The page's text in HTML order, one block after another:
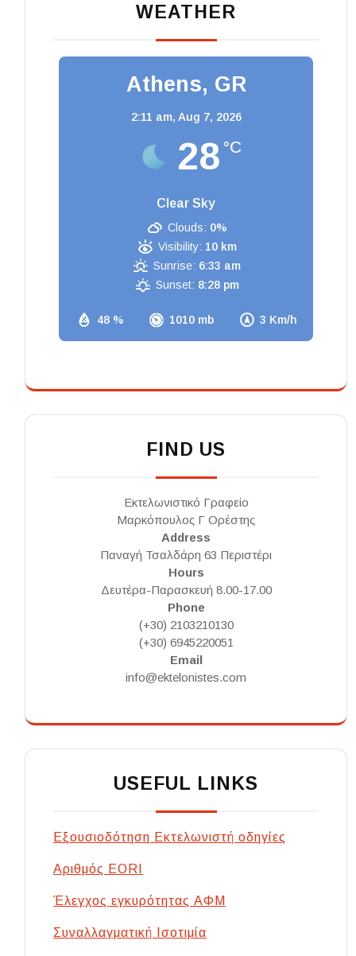
WEATHER
Athens, GR
2:11 am, Aug 7, 2026
28 °C
Clear Sky
48 % 1010 mb 3 Km/h
Clouds: 0%
Visibility: 10 km
Sunrise: 6:33 am
Sunset: 8:28 pm
FIND US
Εκτελωνιστικό Γραφείο
Μαρκόπουλος Γ Ορέστης
Address
Παναγή Τσαλδάρη 63 Περιστέρι
Hours
Δευτέρα-Παρασκευή 8.00-17.00
Phone
(+30) 2103210130
(+30) 6945220051
Email
info@ektelonistes.com
USEFUL LINKS
Εξουσιοδότηση Εκτελωνιστή οδηγίες
Αριθμός EORI
Έλεγχος εγκυρότητας ΑΦΜ
Συναλλαγματική Ισοτιμία